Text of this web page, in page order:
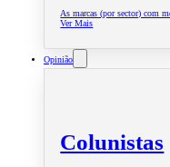
As marcas (por sector) com
Ver Mais
Opinião
Colunistas